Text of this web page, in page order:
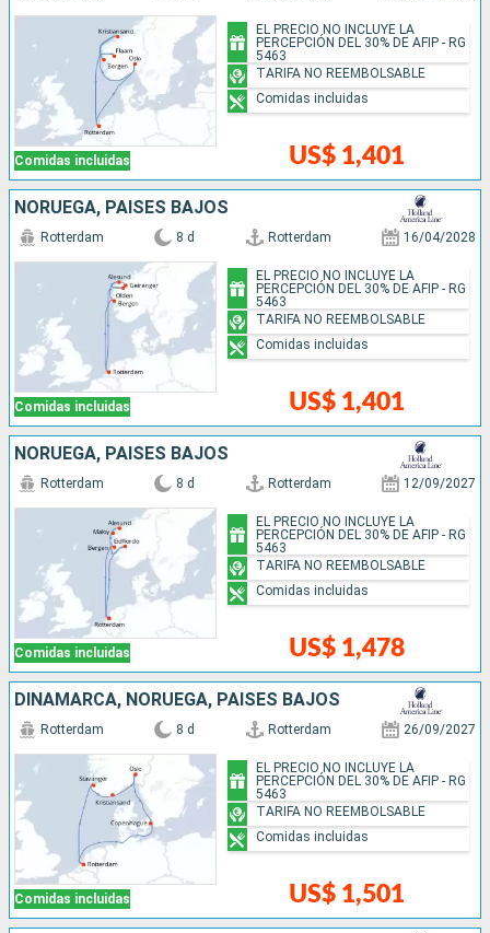
Comidas incluidas US$ 1,401
EL PRECIO NO INCLUYE LA
PERCEPCIÓN DEL 30% DE AFIP - RG
5463
TARIFA NO REEMBOLSABLE
Comidas incluidas
NORUEGA, PAISES BAJOS
Comidas incluidas
Rotterdam 8 d Rotterdam 16/04/2028
US$ 1,401
EL PRECIO NO INCLUYE LA
PERCEPCIÓN DEL 30% DE AFIP - RG
5463
TARIFA NO REEMBOLSABLE
Comidas incluidas
NORUEGA, PAISES BAJOS
Comidas incluidas
Rotterdam 8 d Rotterdam 12/09/2027
US$ 1,478
EL PRECIO NO INCLUYE LA
PERCEPCIÓN DEL 30% DE AFIP - RG
5463
TARIFA NO REEMBOLSABLE
Comidas incluidas
DINAMARCA, NORUEGA, PAISES BAJOS
Comidas incluidas
Rotterdam 8 d Rotterdam 26/09/2027
US$ 1,501
EL PRECIO NO INCLUYE LA
PERCEPCIÓN DEL 30% DE AFIP - RG
5463
TARIFA NO REEMBOLSABLE
Comidas incluidas